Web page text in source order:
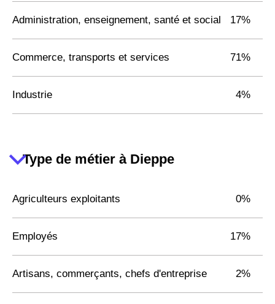
Administration, enseignement, santé et social 17%
Commerce, transports et services 71%
Industrie 4%
Type de métier à Dieppe
Agriculteurs exploitants 0%
Employés 17%
Artisans, commerçants, chefs d'entreprise 2%